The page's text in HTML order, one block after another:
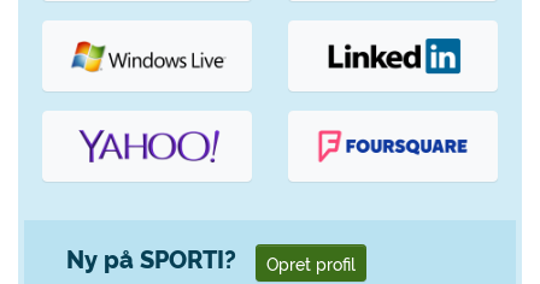
Ny på SPORTI? Opret profil